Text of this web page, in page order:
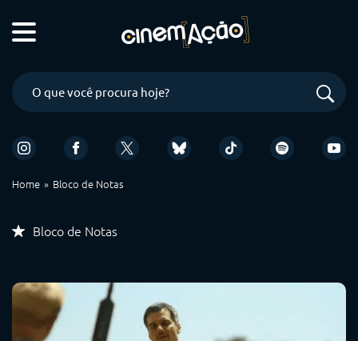
Home Bloco de Notas
Bloco de Notas